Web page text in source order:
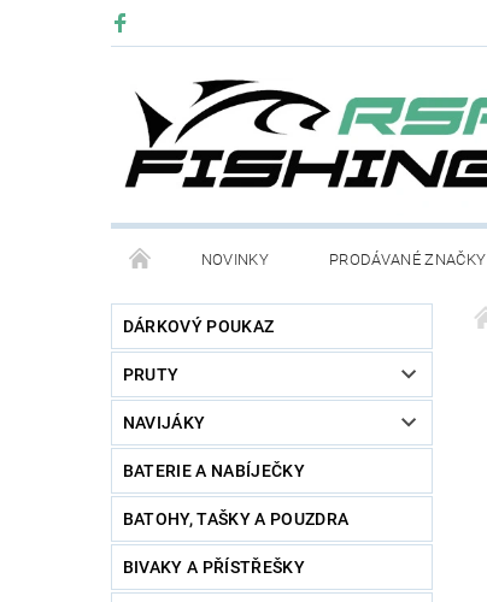
NOVINKY PRODÁVANÉ ZNAČKY
DÁRKOVÝ POUKAZ
PRUTY
NAVIJÁKY
BATERIE A NABÍJEČKY
BATOHY, TAŠKY A POUZDRA
BIVAKY A PŘÍSTŘEŠKY